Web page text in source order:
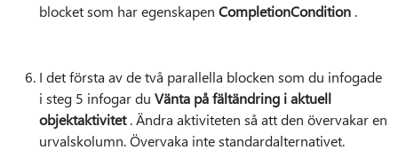
blocket som har egenskapen CompletionCondition .
I det första av de två parallella blocken som du infogade
i steg 5 infogar du Vänta på fältändring i aktuell
objektaktivitet. Ändra aktiviteten så att den övervakar en
urvalskolumn. Övervaka inte standardalternativet.